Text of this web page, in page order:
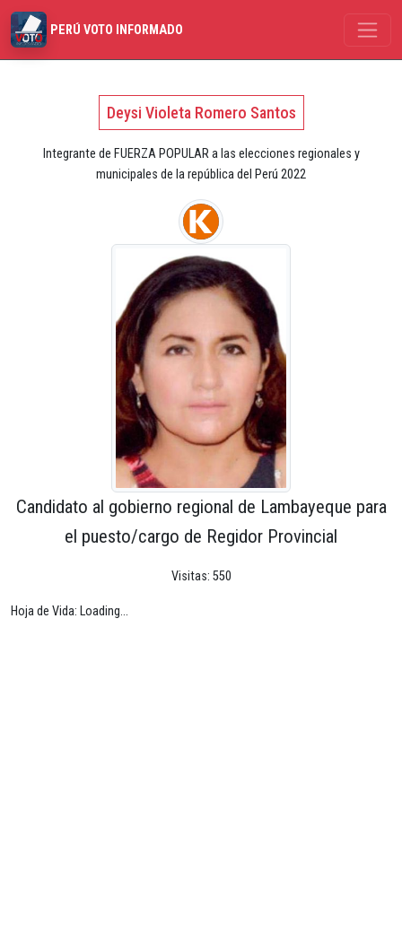
PERÚ VOTO INFORMADO
Deysi Violeta Romero Santos
Integrante de FUERZA POPULAR a las elecciones regionales y
municipales de la república del Perú 2022
Candidato al gobierno regional de Lambayeque para
el puesto/cargo de Regidor Provincial
Visitas: 550
Hoja de Vida: Loading...